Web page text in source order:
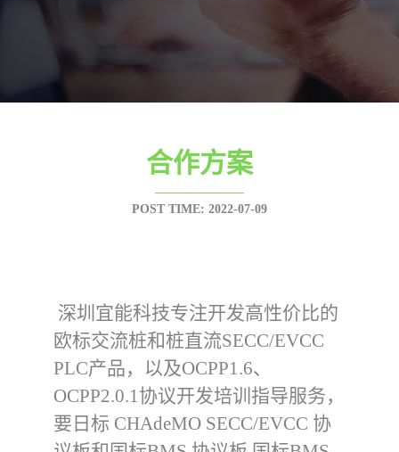
合作方案
POST TIME: 2022-07-09
欧标交流桩和桩直流SECC/EVCC
PLC产品，以及OCPP1.6、
OCPP2.0.1协议开发培训指导服务，
要日标 CHAdeMO SECC/EVCC 协